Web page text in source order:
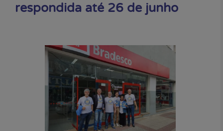
respondida até 26 de junho